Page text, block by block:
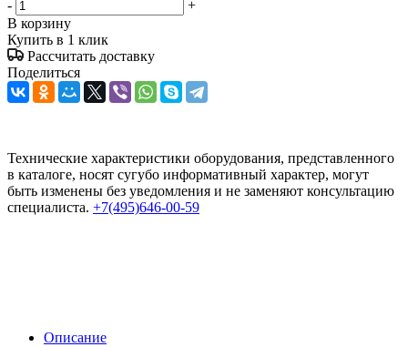
-
+
В корзину
Купить в 1 клик
Рассчитать доставку
Поделиться
Технические характеристики оборудования, представленного
в каталоге, носят сугубо информативный характер, могут
быть изменены без уведомления и не заменяют консультацию
специалиста. +7(495)646-00-59
Описание